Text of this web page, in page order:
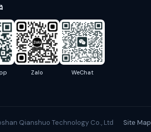
Zalo WeChat
Qianshuo Technology Co., Ltd Site Map